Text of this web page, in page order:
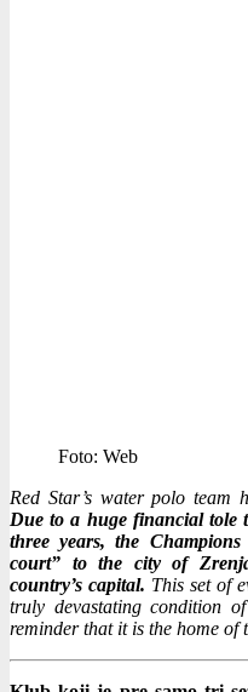
Foto: Web
Red Star’s water polo team
Due to a huge financial tole
three years, the
court” to the city of
country’s capital. This set of
truly devastating condition
reminder that it is the home of